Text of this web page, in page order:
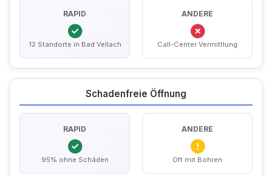
RAPID
12 Standorte in Bad Vellach
ANDERE
Call-Center Vermittlung
Schadenfreie Öffnung
RAPID
95% ohne Schäden
ANDERE
Oft mit Bohren